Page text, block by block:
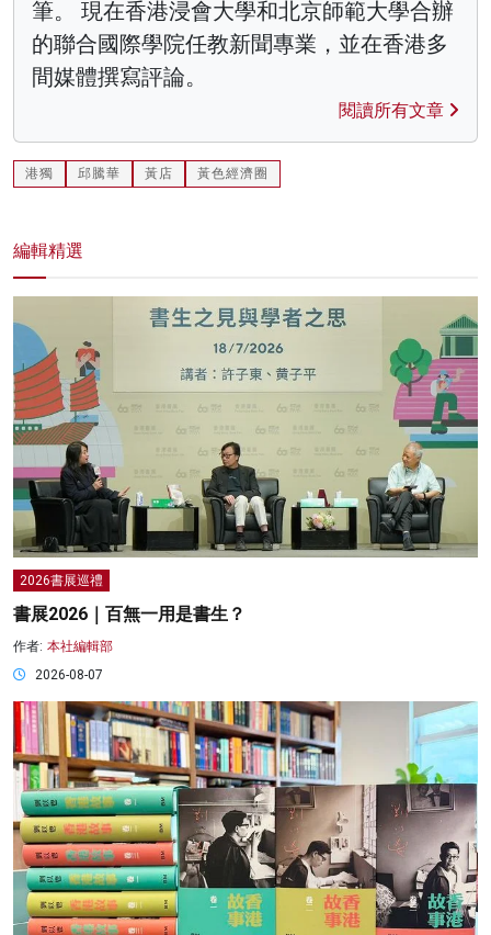
筆。 現在香港浸會大學和北京師範大學合辦
的聯合國際學院任教新聞專業，並在香港多
間媒體撰寫評論。
閱讀所有文章
港獨 邱騰華 黃店 黃色經濟圈
編輯精選
2026書展巡禮
書展2026｜百無一用是書生？
作者: 本社編輯部
2026-08-07